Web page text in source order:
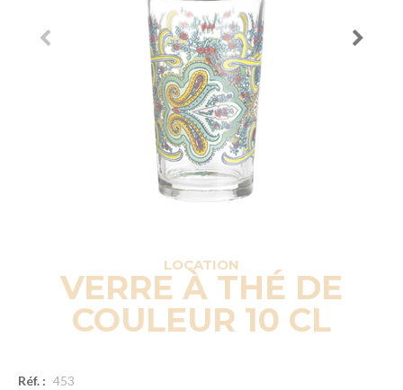
LOCATION
VERRE À THÉ DE
COULEUR 10 CL
Réf. : 453